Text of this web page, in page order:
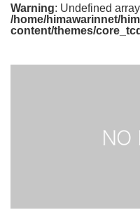
Warning: Undefined
/home/himawarinnet/
content/themes/